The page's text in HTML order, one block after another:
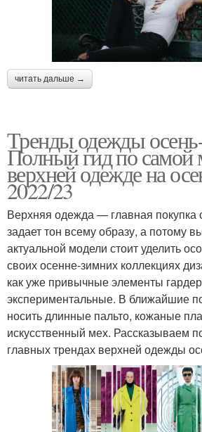
читать дальше →
Тренды одежды
Полный гид по самой
верхней одежде на
2022/23
Верхняя одежда — главная покупка
задает тон всему образу, а потому
актуальной модели стоит уделить
своих осенне-зимних коллекциях
как уже привычные элементы
экспериментальные. В ближайшие
носить длинные пальто, кожаные
искусственный мех. Рассказываем
главных трендах верхней одежды